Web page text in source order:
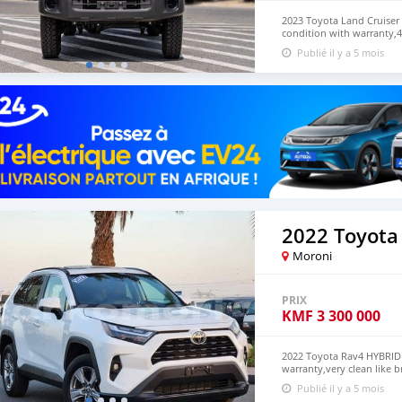
2023 Toyota Land
condition with
versatility clean like
USD WHATSAPP
Publié il y a 5 mois
2022 Toyota
Moroni
PRIX
KMF 3 300 000
2022 Toyota Rav4
warranty,very clean like
USD CONTACT EMAIL:
Publié il y a 5 mois